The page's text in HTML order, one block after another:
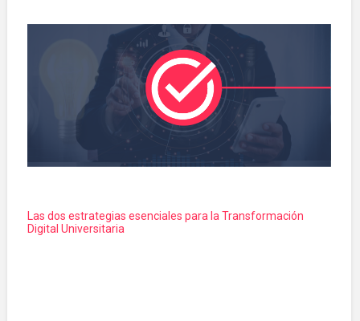
Las dos estrategias esenciales para la Transformación
Digital Universitaria